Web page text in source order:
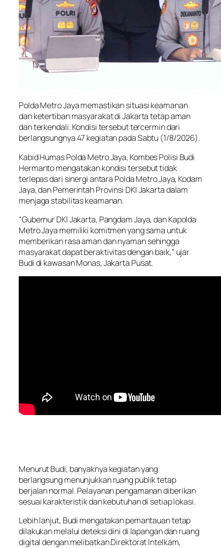
Polda Metro Jaya memastikan situasi keamanan
dan ketertiban masyarakat di Jakarta tetap aman
dan terkendali. Kondisi tersebut tercermin dari
berlangsungnya 47 kegiatan pada Sabtu (1/8/2026).
Kabid Humas Polda Metro Jaya, Kombes Polisi Budi
Hermanto mengatakan kondisi tersebut tidak
terlepas dari sinergi antara Polda Metro Jaya, Kodam
Jaya, dan Pemerintah Provinsi DKI Jakarta dalam
menjaga stabilitas keamanan.
“Gubernur DKI Jakarta, Pangdam Jaya, dan Kapolda
Metro Jaya memiliki komitmen yang sama untuk
memberikan rasa aman dan nyaman sehingga
masyarakat dapat beraktivitas dengan baik,” ujar
Budi di kawasan Monas, Jakarta Pusat.
Menurut Budi, banyaknya kegiatan yang
berlangsung menunjukkan ruang publik tetap
berjalan normal. Pelayanan pengamanan diberikan
sesuai karakteristik dan kebutuhan di setiap lokasi.
Lebih lanjut, Budi mengatakan pemantauan tetap
dilakukan melalui deteksi dini di lapangan dan ruang
digital dengan melibatkan Direktorat Intelkam,